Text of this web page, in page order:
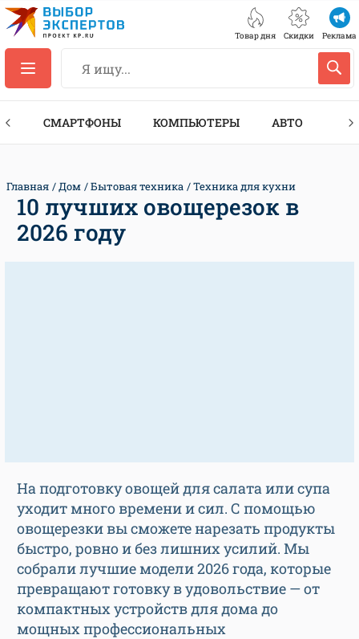
Товар дня Скидки Реклама
СМАРТФОНЫ КОМПЬЮТЕРЫ АВТО
Главная Дом Бытовая техника Техника для кухни
10 лучших овощерезок в
2026 году
На подготовку овощей для салата или супа
уходит много времени и сил. С помощью
овощерезки вы сможете нарезать продукты
быстро, ровно и без лишних усилий. Мы
собрали лучшие модели 2026 года, которые
превращают готовку в удовольствие — от
компактных устройств для дома до
мощных профессиональных